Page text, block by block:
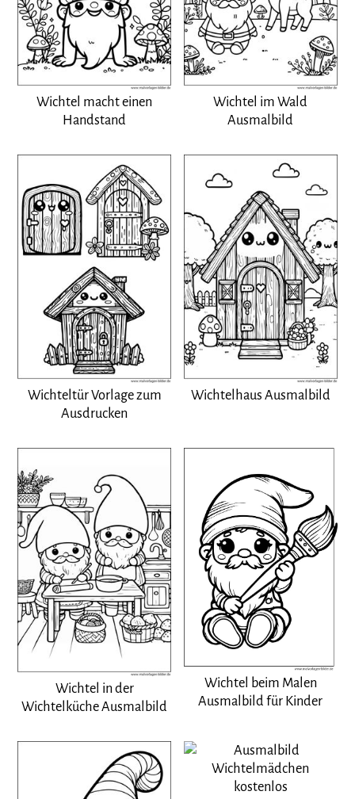
Wichtel macht einen
Handstand
Wichtel im Wald
Ausmalbild
Wichteltür Vorlage zum
Ausdrucken
Wichtelhaus Ausmalbild
Wichtel in der
Wichtelküche Ausmalbild
Wichtel beim Malen
Ausmalbild für Kinder